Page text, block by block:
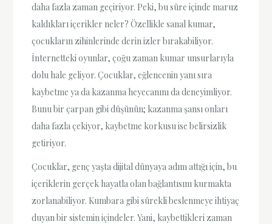
daha fazla zaman geçiriyor. Peki, bu süre içinde maruz
kaldıkları içerikler neler? Özellikle sanal kumar,
çocukların zihinlerinde derin izler bırakabiliyor.
İnternetteki oyunlar, çoğu zaman kumar unsurlarıyla
dolu hale geliyor. Çocuklar, eğlencenin yanı sıra
kaybetme ya da kazanma heyecanını da deneyimliyor.
Bunu bir çarpan gibi düşünün; kazanma şansı onları
daha fazla çekiyor, kaybetme korkusu ise belirsizlik
getiriyor.
Çocuklar, genç yaşta dijital dünyaya adım attığı için, bu
içeriklerin gerçek hayatla olan bağlantısını kurmakta
zorlanabiliyor. Kumbara gibi sürekli beslenmeye ihtiyaç
duyan bir sistemin içindeler. Yani, kaybettikleri zaman